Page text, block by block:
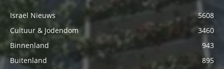
Israël Nieuws
5608
Cultuur & Jodendom
3460
Binnenland
943
Buitenland
895